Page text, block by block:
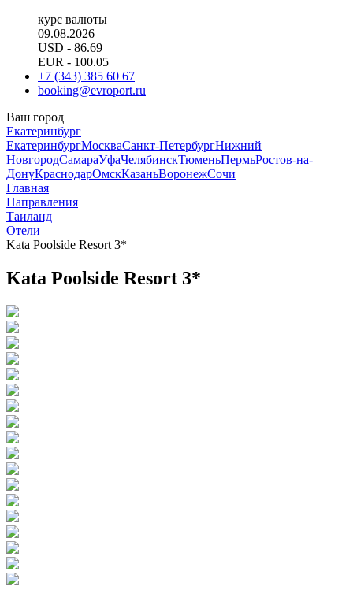
курс валюты
09.08.2026
USD - 86.69
EUR - 100.05
+7 (343) 385 60 67
booking@evroport.ru
Ваш город
Екатеринбург
ЕкатеринбургМоскваСанкт-ПетербургНижний
НовгородСамараУфаЧелябинскТюменьПермьРостов-на-
ДонуКраснодарОмскКазаньВоронежСочи
Главная
Направления
Таиланд
Отели
Kata Poolside Resort 3*
Kata Poolside Resort 3*